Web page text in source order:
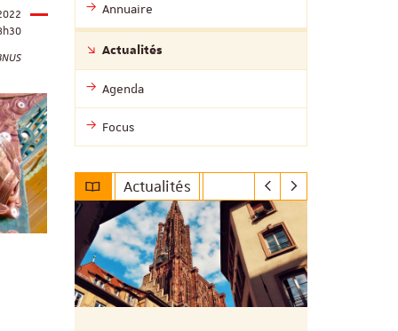
Annuaire
Actualités
Agenda
Focus
Actualités